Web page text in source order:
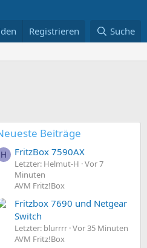
Registrieren Suche
Beiträge
H FritzBox 7590AX
Letzter: Helmut-H Vor 7
Minuten
AVM Fritz!Box
Fritzbox 7690 und Netgear
Switch
Letzter: blurrrr Vor 35 Minuten
AVM Fritz!Box